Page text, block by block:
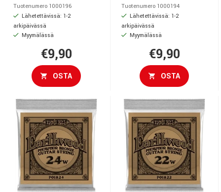
Tuotenumero 1000196
Lähetettävissä: 1-2
arkipäivässä
Myymälässä
€9,90
OSTA
Tuotenumero 1000194
Lähetettävissä: 1-2
arkipäivässä
Myymälässä
€9,90
OSTA